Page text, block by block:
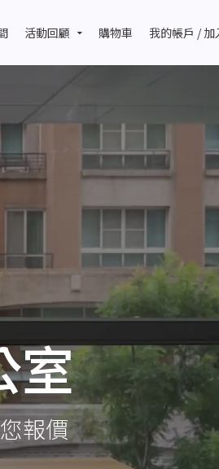
活動回顧 購物車 我的帳戶 / 加
室
報價